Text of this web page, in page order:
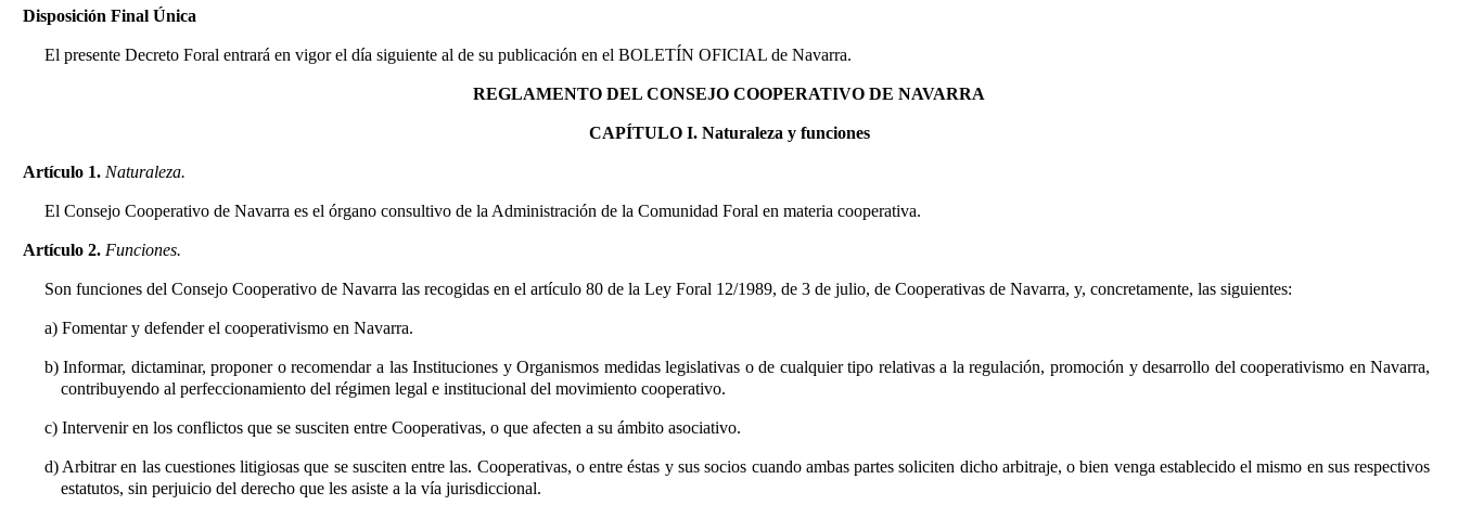
Disposición Final Única
El presente Decreto Foral entrará en vigor el día siguiente al de su publicación en el BOLETÍN OFICIAL de Navarra.
REGLAMENTO DEL CONSEJO COOPERATIVO DE NAVARRA
CAPÍTULO I. Naturaleza y funciones
Artículo 1. Naturaleza.
El Consejo Cooperativo de Navarra es el órgano consultivo de la Administración de la Comunidad Foral en materia cooperativa.
Artículo 2. Funciones.
Son funciones del Consejo Cooperativo de Navarra las recogidas en el artículo 80 de la Ley Foral 12/1989, de 3 de julio, de Cooperativas de Navarra, y, concretamente, las siguientes:
a) Fomentar y defender el cooperativismo en Navarra.
b) Informar, dictaminar, proponer o recomendar a las Instituciones y Organismos medidas legislativas o de cualquier tipo relativas a la regulación, promoción y desarrollo del cooperativismo en Navarra,
contribuyendo al perfeccionamiento del régimen legal e institucional del movimiento cooperativo.
c) Intervenir en los conflictos que se susciten entre Cooperativas, o que afecten a su ámbito asociativo.
d) Arbitrar en las cuestiones litigiosas que se susciten entre las. Cooperativas, o entre éstas y sus socios cuando ambas partes soliciten dicho arbitraje, o bien venga establecido el mismo en sus respectivos
estatutos, sin perjuicio del derecho que les asiste a la vía jurisdiccional.